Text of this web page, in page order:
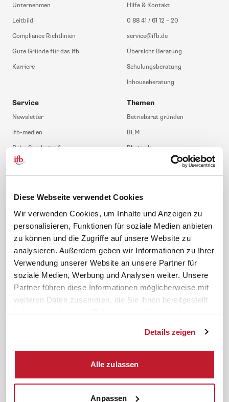
Diese Webseite verwendet Cookies
Wir verwenden Cookies, um Inhalte und Anzeigen zu
personalisieren, Funktionen für soziale Medien anbieten
zu können und die Zugriffe auf unsere Website zu
analysieren. Außerdem geben wir Informationen zu Ihrer
Verwendung unserer Website an unsere Partner für
soziale Medien, Werbung und Analysen weiter. Unsere
Partner führen diese Informationen möglicherweise mit
weiteren Daten zusammen, die Sie ihnen bereitgestellt
haben oder die sie im Rahmen Ihrer Nutzung der
Details zeigen
Alle zulassen
Anpassen
Unternehmen
Leitbild
Compliance Richtlinien
Gute Gründe für das ifb
Karriere
Hilfe & Kontakt
0 88 41 / 61 12 – 20
service@ifb.de
Übersicht Beratung
Schulungsberatung
Inhouseberatung
Service
Newsletter
ifb-medien
Bahn Sondertarif
meinifb
Downloads & Formulare
FAQ
ifb-App Betriebsrat360
Themen
Betriebsrat gründen
BEM
Rhetorik
SBV-Wahl
JAV-Wahl
News. Wissen. Themen.
Lexikon
Rechtsprechung
Gesetze
Folgen Sie uns
Sicherheit durch geprüfte
Qualität!
Cookiebot Impressum